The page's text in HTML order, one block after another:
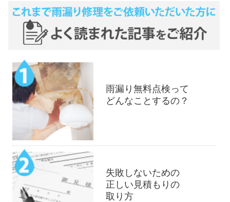
雨漏り無料点検って
どんなことするの？
失敗しないための
正しい見積もりの
取り方